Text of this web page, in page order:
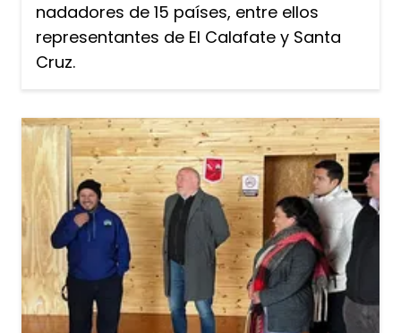
nadadores de 15 países, entre ellos
representantes de El Calafate y Santa
Cruz.